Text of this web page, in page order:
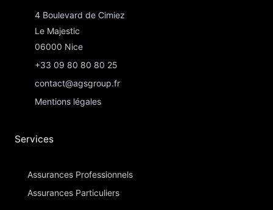
4 Boulevard de Cimiez
Le Majestic
06000 Nice
+33 09 80 80 80 25
contact@agsgroup.fr
Mentions légales
Services
Assurances Professionnels
Assurances Particuliers​